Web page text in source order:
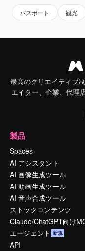
パスポート 観光
最高のクリエイティブ
エイター、企業、代理
製品
Spaces
AI アシスタント
AI 画像生成ツール
AI 動画生成ツール
AI 音声合成ツール
ストックコンテンツ
Claude/ChatGPT向け
エージェント 新規
API